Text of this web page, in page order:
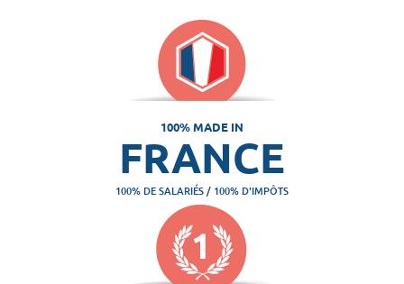
100% MADE IN
FRANCE
100% DE SALARIÉS / 100% D'IMPÔTS